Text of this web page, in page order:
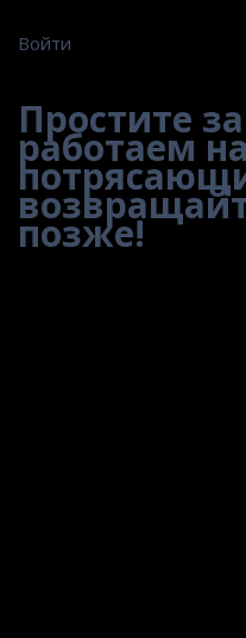
Войти
Простите
работаем
позже!